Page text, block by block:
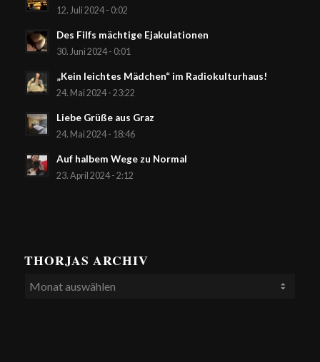
12. Juli 2024 - 0:02
Des Filfs mächtige Ejakulationen
30. Juni 2024 - 0:01
„Kein leichtes Mädchen“ im Radiokulturhaus!
24. Mai 2024 - 23:22
Liebe Grüße aus Graz
24. Mai 2024 - 18:46
Auf halbem Wege zu Normal
23. April 2024 - 2:12
THORJAS ARCHIV